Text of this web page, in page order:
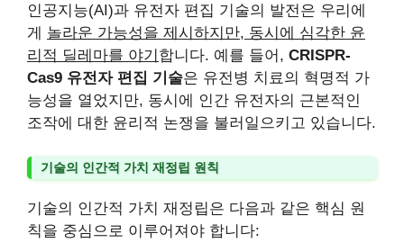
인공지능(AI)과 유전자 편집 기술의 발전은 우리에
게 놀라운 가능성을 제시하지만, 동시에 심각한 윤
리적 딜레마를 야기 합니다. 예를 들어, CRISPR-
Cas9 유전자 편집 기술은 유전병 치료의 혁명적 가
능성을 열었지만, 동시에 인간 유전자의 근본적인
조작에 대한 윤리적 논쟁을 불러일으키고 있습니다.
기술의 인간적 가치 재정립 원칙
기술의 인간적 가치 재정립은 다음과 같은 핵심 원
칙을 중심으로 이루어져야 합니다: